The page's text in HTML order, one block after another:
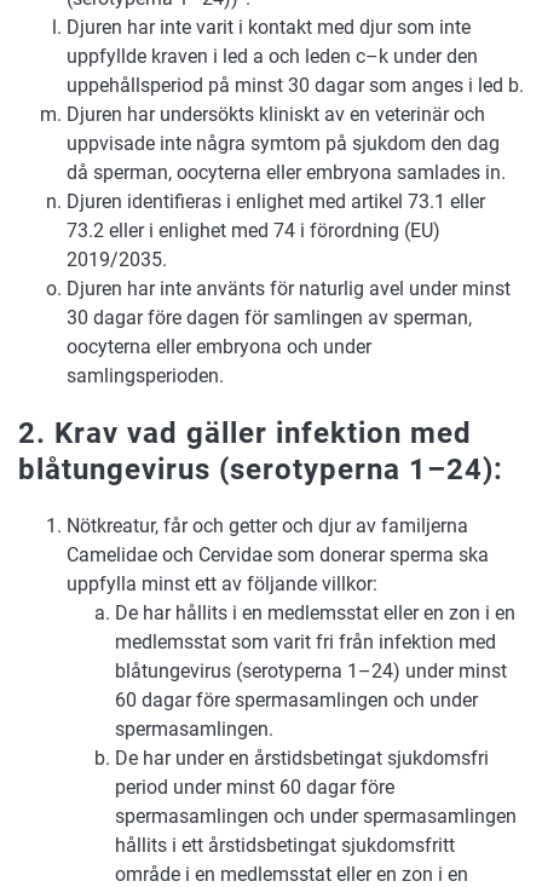
Djuren har inte varit i kontakt med djur som inte
uppfyllde kraven i led a och leden c–k under den
uppehållsperiod på minst 30 dagar som anges i led b.
Djuren har undersökts kliniskt av en veterinär och
uppvisade inte några symtom på sjukdom den dag
då sperman, oocyterna eller embryona samlades in.
Djuren identifieras i enlighet med artikel 73.1 eller
73.2 eller i enlighet med 74 i förordning (EU)
2019/2035.
Djuren har inte använts för naturlig avel under minst
30 dagar före dagen för samlingen av sperman,
oocyterna eller embryona och under
samlingsperioden.
2. Krav vad gäller infektion med
blåtungevirus (serotyperna 1–24):
Nötkreatur, får och getter och djur av familjerna
Camelidae och Cervidae som donerar sperma ska
uppfylla minst ett av följande villkor:
De har hållits i en medlemsstat eller en zon i en
medlemsstat som varit fri från infektion med
blåtungevirus (serotyperna 1–24) under minst
60 dagar före spermasamlingen och under
spermasamlingen.
De har under en årstidsbetingat sjukdomsfri
period under minst 60 dagar före
spermasamlingen och under spermasamlingen
hållits i ett årstidsbetingat sjukdomsfritt
område i en medlemsstat eller en zon i en